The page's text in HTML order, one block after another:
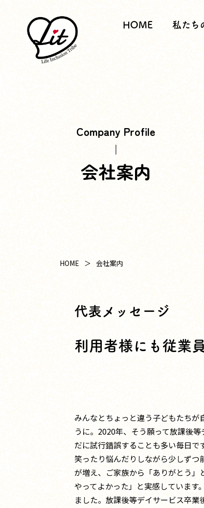
HOME 私たち
Company Profile
会社案内
HOME 会社案内
代表メッセージ
利用者様にも 従業
みんなとちょっと違う子どもたち
うに。2020年、そう願って放課後
だに試行錯誤することも多い毎日
笑ったり悩んだりしながら少しず
が増え、ご家族から「ありがとう」
やってよかった」と実感しています
ました。放課後等デイサービス卒